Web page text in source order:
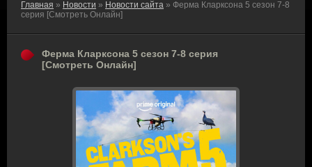
Главная » Новости » Новости сайта » Ферма Кларксона 5 сезон 7-8
серия [Смотреть Онлайн]
Ферма Кларксона 5 сезон 7-8 серия
[Смотреть Онлайн]